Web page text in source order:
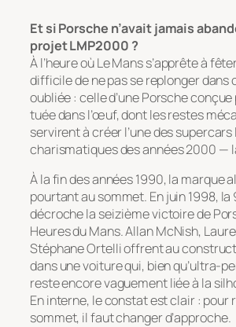
Et si Porsche n’avait jamais
projet LMP2000 ?
À l’heure où Le Mans s’apprête à
difficile de ne pas se replonger
oubliée : celle d’une Porsche conçue
tuée dans l’œuf, dont les restes
servirent à créer l’une des supercars
charismatiques des années 2000 —
À la fin des années 1990, la marque
pourtant au sommet. En juin 1998, la
décroche la seizième victoire de
Heures du Mans. Allan McNish,
Stéphane Ortelli offrent au
dans une voiture qui, bien qu’ultra-
reste encore vaguement liée à la
En interne, le constat est clair : pour
sommet, il faut changer d’approche.